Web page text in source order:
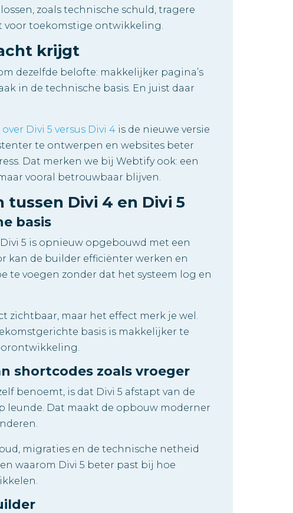
zoals technische schuld, tragere
toekomstige ontwikkeling.
krijgt
dezelfde belofte: makkelijker pagina’s
in de technische basis. En juist daar
Divi 5 versus Divi 4 is de nieuwe versie
te ontwerpen en websites beter
Dat merken we bij Webtify ook: een
vooral betrouwbaar blijven.
Divi 4 en Divi 5
basis
5 is opnieuw opgebouwd met een
kan de builder efficiënter werken en
voegen zonder dat het systeem log en
maar het effect merk je wel.
basis is makkelijker te
shortcodes zoals vroeger
benoemt, is dat Divi 5 afstapt van de
leunde. Dat maakt de opbouw moderner
migraties en de technische netheid
waarom Divi 5 beter past bij hoe